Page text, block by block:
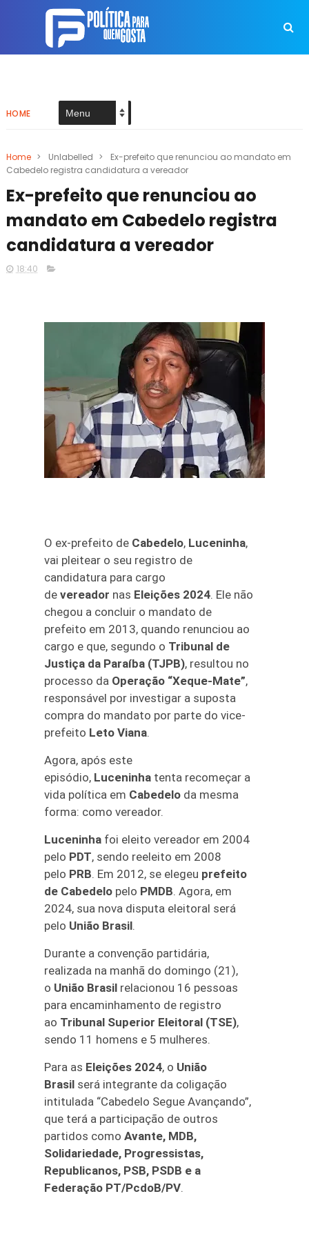
HOME
Home > Unlabelled >
Ex-prefeito que renunciou ao mandato em
Cabedelo registra candidatura a vereador
Ex-prefeito que renunciou ao
mandato em Cabedelo registra
candidatura a vereador
18:40
O ex-prefeito de Cabedelo, Luceninha,
vai pleitear o seu registro de
candidatura para cargo
devereador nas Eleições 2024. Ele não
chegou a concluir o mandato de
prefeito em 2013, quando renunciou ao
cargo e que, segundo o Tribunal de
Justiça da Paraíba (TJPB), resultou no
processo da Operação “Xeque-Mate”,
responsável por investigar a suposta
compra do mandato por parte do vice-
prefeito Leto Viana.
Agora, após este
episódio, Luceninha tenta recomeçar a
vida política em Cabedelo da mesma
forma: como vereador.
Luceninha foi eleito vereador em 2004
pelo PDT, sendo reeleito em 2008
pelo PRB. Em 2012, se elegeu prefeito
de Cabedelo pelo PMDB. Agora, em
2024, sua nova disputa eleitoral será
pelo União Brasil.
Durante a convenção partidária,
realizada na manhã do domingo (21),
o União Brasil relacionou 16 pessoas
para encaminhamento de registro
ao Tribunal Superior Eleitoral (TSE),
sendo 11 homens e 5 mulheres.
Para as Eleições 2024, o União
Brasil será integrante da coligação
intitulada “Cabedelo Segue Avançando”,
que terá a participação de outros
partidos comoAvante, MDB,
Solidariedade, Progressistas,
Republicanos, PSB, PSDB e a
Federação PT/PcdoB/PV.